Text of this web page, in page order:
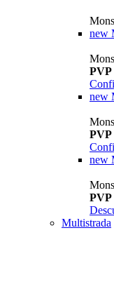
new
PVP
new
PVP
new
PVP
Multistrada